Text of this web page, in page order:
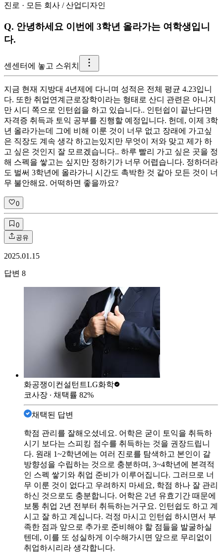
진로 · 모든 회사 /산업디자인
Q. 안녕하세요 이번에 3학년 올라가는 여학생입니
다.
센센터에 놓고 스위치
지금 현재 지방대 4년제에 다니며 성적은 전체 평균 4.23입니
다. 또한 취업연계근로장학이라는 형태로 산디 관련은 아니지
만 시디 쪽으로 인턴쉽을 하고 있습니다.. 인턴쉽이 끝난다면
자격증 취득과 토익 공부를 진행할 예정입니다. 헌데, 이제 3학
년 올라가는데 그에 비해 이룬 것이 너무 없고 장래에 가고싶
은 직장도 계속 생각 하고는있지만 무엇이 저와 맞고 제가 하
고 싶은 것인지 잘 모르겠습니다.. 하루 빨리 가고 싶은 곳을 정
해 스펙을 쌓고는 싶지만 정하기가 너무 어렵습니다. 정하더라
도 벌써 3학년에 올라가니 시간도 촉박한 것 같아 모든 것이 너
무 불안해요. 어떡하면 좋을까요?
0
0
공유
2025.01.15
답변 8
화공쟁이컨설턴트LG화학
코사장 ∙ 채택률 82%
채택된 답변
학점 관리를 잘해오셨네요. 어학은 굳이 토익을 취득하
시기 보다는 스피킹 점수를 취득하는 것을 권장드립니
다. 원래 1~2학년에는 여러 진로를 탐색하고 본인이 갈
방향성을 수립하는 것으로 충분하며, 3~4학년에 본격적
인 스펙 쌓기와 취업 준비가 이루어집니다. 그러므로 너
무 이룬 것이 없다고 우려하지 마세요, 학점 하나 잘 관리
하신 것으로도 충분합니다. 어학은 2년 유효기간 때문에
보통 취업 2년 전부터 취득하는거구요. 인턴쉽도 하고 계
시고 잘 하고 계십니다. 걱정 마시고 인턴쉽 하시면서 부
족한 점과 앞으로 추가로 준비해야 할 점들을 발굴하실
텐데, 이를 또 성실하게 이수해가시면 앞으로 무리없이
취업하시리라 생각합니다.